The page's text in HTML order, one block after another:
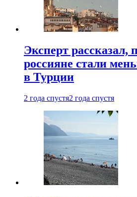
Эксперт рассказал,
россияне стали
в Турции
2 года спустя2 года спустя